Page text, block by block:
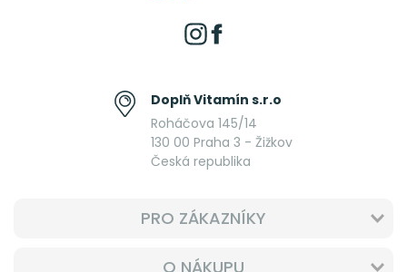
Doplň Vitamín s.r.o
Roháčova 145/14
130 00 Praha 3 - Žižkov
Česká republika
PRO ZÁKAZNÍKY
O NÁKUPU